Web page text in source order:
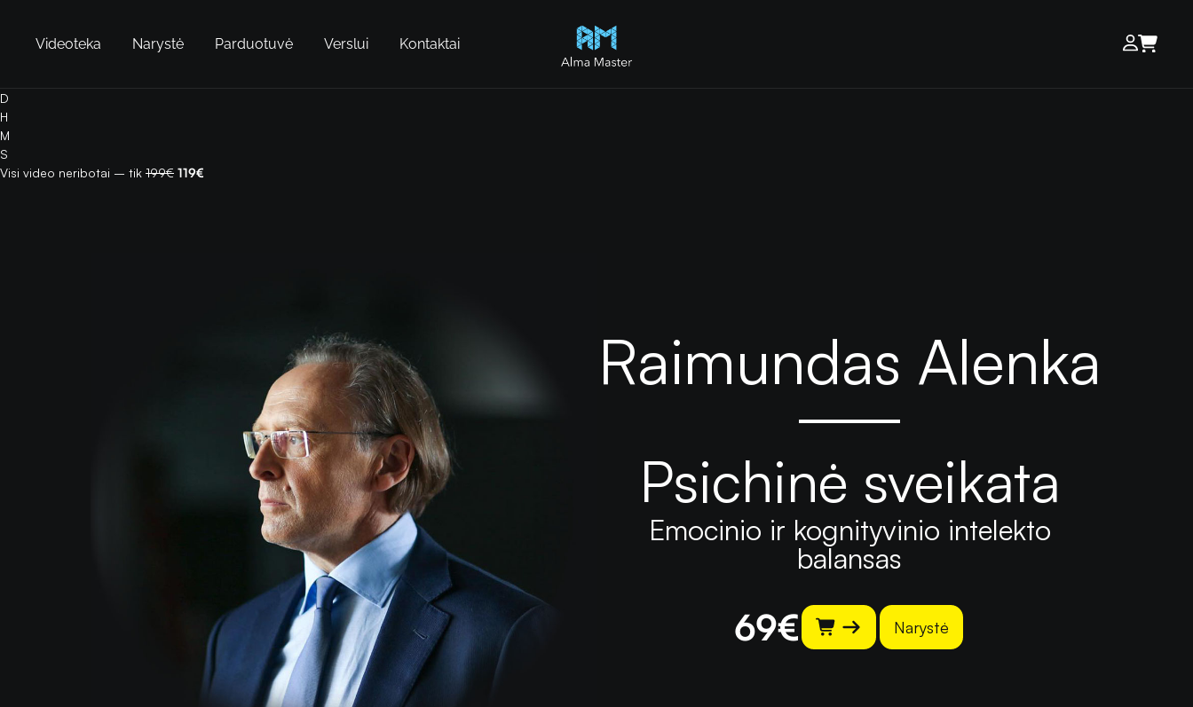
Videoteka Narystė Parduotuvė Verslui Kontaktai
D
H
M
S
Visi video neribotai – tik 199€ 119€
Raimundas Alenka
Psichinė sveikata
Emocinio ir kognityvinio intelekto
balansas
69€ Narystė